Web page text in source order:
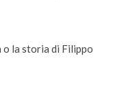
la storia di Filippo